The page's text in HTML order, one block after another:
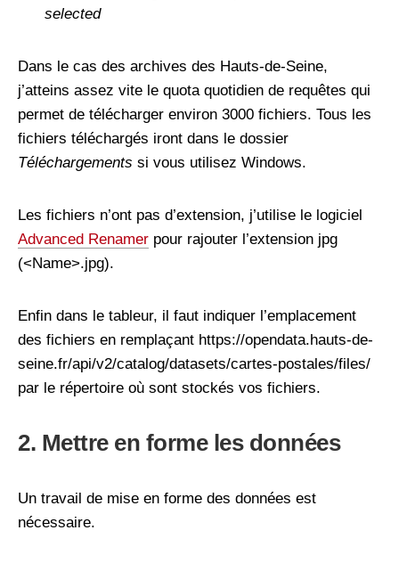
selected
Dans le cas des archives des Hauts-de-Seine,
j’atteins assez vite le quota quotidien de requêtes qui
permet de télécharger environ 3000 fichiers. Tous les
fichiers téléchargés iront dans le dossier
Téléchargements si vous utilisez Windows.
Les fichiers n’ont pas d’extension, j’utilise le logiciel
Advanced Renamer pour rajouter l’extension jpg
(<Name>.jpg).
Enfin dans le tableur, il faut indiquer l’emplacement
des fichiers en remplaçant https://opendata.hauts-de-
seine.fr/api/v2/catalog/datasets/cartes-postales/files/
par le répertoire où sont stockés vos fichiers.
2. Mettre en forme les données
Un travail de mise en forme des données est
nécessaire.